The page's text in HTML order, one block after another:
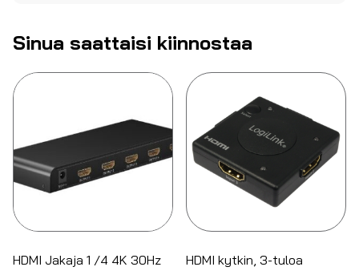
Sinua saattaisi kiinnostaa
HDMI Jakaja 1 /4 4K 30Hz
HDMI kytkin, 3-tuloa